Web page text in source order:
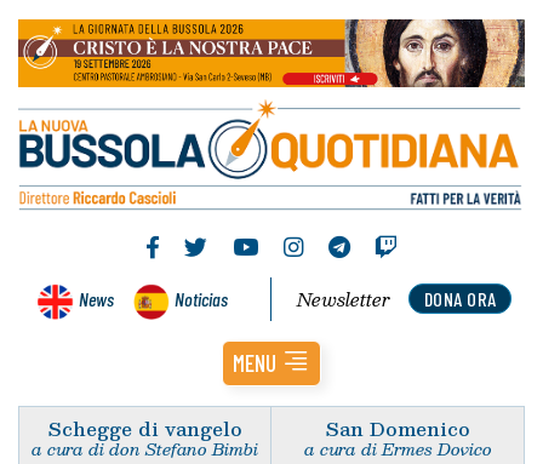
News Noticias DONA ORA
Newsletter
MENU
Schegge di vangelo
a cura di don Stefano Bimbi
San Domenico
a cura di Ermes Dovico